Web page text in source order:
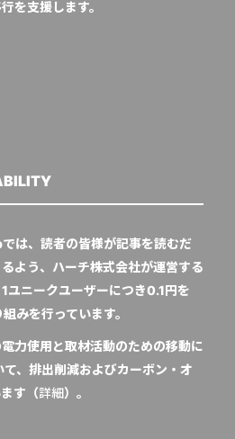
を支援します。
は、読者の皆様が記事を読むだ
よう、ハーチ株式会社が運営する
1ユニークユーザーにつき0.1円を
みを行っています。
力使用と取材活動のための移動に
、排出削減およびカーボン・オ
す（詳細）。